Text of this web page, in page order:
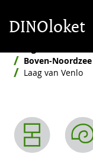
DINOloket
Boven-
Laag van Venlo